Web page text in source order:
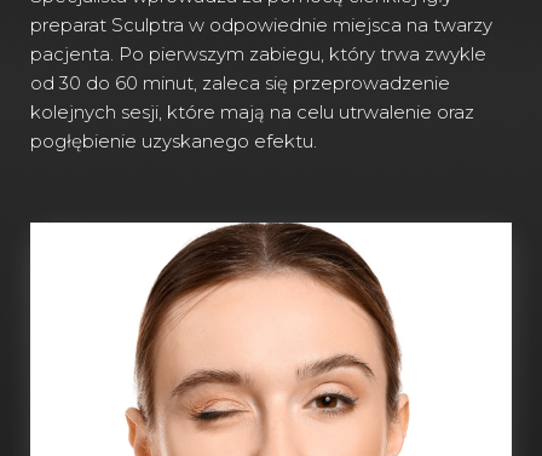
preparat Sculptra w odpowiednie miejsca na twarzy
pacjenta. Po pierwszym zabiegu, który trwa zwykle
od 30 do 60 minut, zaleca się przeprowadzenie
kolejnych sesji, które mają na celu utrwalenie oraz
pogłębienie uzyskanego efektu.